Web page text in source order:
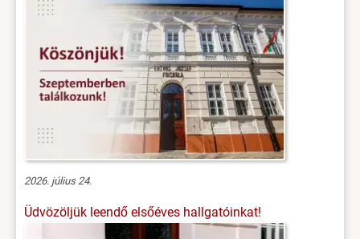
2026. július 24.
Üdvözöljük leendő elsőéves hallgatóinkat!